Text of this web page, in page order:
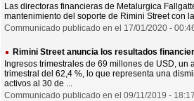
Las directoras financieras de Metalurgica
mantenimiento del soporte de Rimini Street con
Communicado publicado en el 17/01/2020 -
Rimini Street anuncia los resultados
Ingresos trimestrales de 69 millones de USD,
trimestral del 62,4 %, lo que representa una
activos al 30 de ...
Communicado publicado en el 09/11/2019 - 18:17